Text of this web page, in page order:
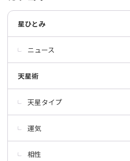
星ひとみ
ニュース
天星術
天星タイプ
運気
相性